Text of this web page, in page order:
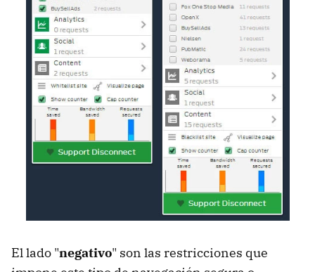
El lado "negativo" son las restricciones que